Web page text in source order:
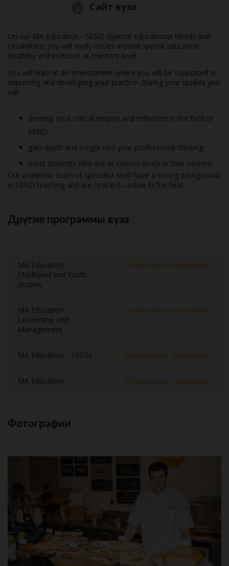
Сайт вуза
On our MA Education - SEND (Special Educational Needs and
Disabilities) you will study issues around special education,
disability and inclusion at master’s level.
You will learn in an environment where you will be supported in
improving and developing your practice. During your studies you
will:
develop your critical enquiry and reflection in the field of
SEND
gain depth and insight into your professional thinking
meet students who are at various levels in their careers.
Our academic team of specialist staff have a strong background
in SEND teaching and are research–active in the field.
Другие программы вуза
MA Education -
Childhood and Youth
Studies
Посмотреть программу
MA Education -
Leadership and
Management
Посмотреть программу
MA Education - TESOL Посмотреть программу
MA Education Посмотреть программу
Фотографии